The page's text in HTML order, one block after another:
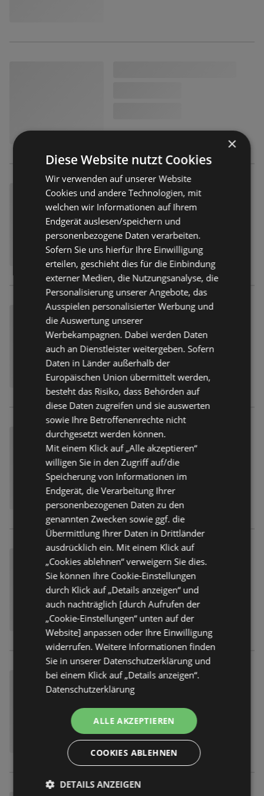
×
Diese Website nutzt Cookies
Wir verwenden auf unserer Website
Cookies und andere Technologien, mit
welchen wir Informationen auf Ihrem
Endgerät auslesen/speichern und
personenbezogene Daten verarbeiten.
Sofern Sie uns hierfür Ihre Einwilligung
erteilen, geschieht dies für die Einbindung
externer Medien, die Nutzungsanalyse, die
Personalisierung unserer Angebote, das
Ausspielen personalisierter Werbung und
die Auswertung unserer
Werbekampagnen. Dabei werden Daten
auch an Dienstleister weitergeben. Sofern
Daten in Länder außerhalb der
Europäischen Union übermittelt werden,
besteht das Risiko, dass Behörden auf
diese Daten zugreifen und sie auswerten
sowie Ihre Betroffenenrechte nicht
durchgesetzt werden können.
Mit einem Klick auf „Alle akzeptieren“
willigen Sie in den Zugriff auf/die
Speicherung von Informationen im
Endgerät, die Verarbeitung Ihrer
personenbezogenen Daten zu den
genannten Zwecken sowie ggf. die
Übermittlung Ihrer Daten in Drittländer
ausdrücklich ein. Mit einem Klick auf
„Cookies ablehnen“ verweigern Sie dies.
Sie können Ihre Cookie-Einstellungen
durch Klick auf „Details anzeigen“ und
auch nachträglich [durch Aufrufen der
„Cookie-Einstellungen“ unten auf der
Website] anpassen oder Ihre Einwilligung
widerrufen. Weitere Informationen finden
Sie in unserer Datenschutzerklärung und
bei einem Klick auf „Details anzeigen“.
Datenschutzerklärung
ALLE AKZEPTIEREN
COOKIES ABLEHNEN
DETAILS ANZEIGEN